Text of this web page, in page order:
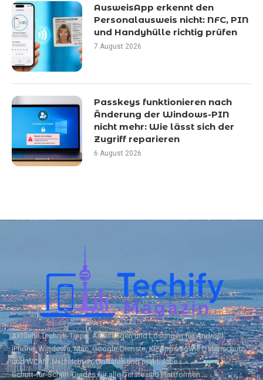
AusweisApp erkennt den
Personalausweis nicht: NFC, PIN
und Handyhülle richtig prüfen
7 August 2026
Passkeys funktionieren nach
Änderung der Windows-PIN
nicht mehr: Wie lässt sich der
Zugriff reparieren
6 August 2026
Aktuelle Technik‑Tipps, Anleitungen und Lösungen für Android,
iPhone, Windows, Mac, Google‑Dienste, KI, Apps sowie Datenschutz
und WLAN. Nachrichten, Updates und praktische
Schritt‑für‑Schritt‑Guides für alle Geräte und Plattformen.